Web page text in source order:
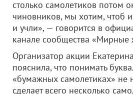
столько самолетиков потом
чиновников, мы хотим, чтоб
и учли», — говорится в
канале сообщества «Мирные
Организатор акции
пояснила, что понимать
«бумажных самолетиках» не
сделает всего несколько